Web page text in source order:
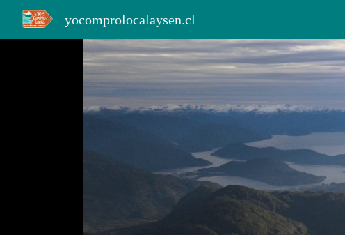
yocomprolocalaysen.cl